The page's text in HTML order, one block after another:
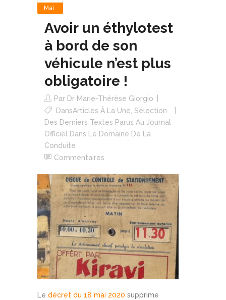
Mai
Avoir un éthylotest
à bord de son
véhicule n’est plus
obligatoire !
Par Dr Marie-Thérèse Giorgio
DansArticles À La Une, Sélection
Des Derniers Textes Parus Au Journal
Officiel Dans Le Domaine De La
Conduite
Commentaires
Le décret du 18 mai 2020 supprime